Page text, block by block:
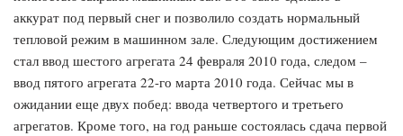
аккурат под первый снег и позволило создать нормальный
тепловой режим в машинном зале. Следующим достижением
стал ввод шестого агрегата 24 февраля 2010 года, следом –
ввод пятого агрегата 22-го марта 2010 года. Сейчас мы в
ожидании еще двух побед: ввода четвертого и третьего
агрегатов. Кроме того, на год раньше состоялась сдача первой